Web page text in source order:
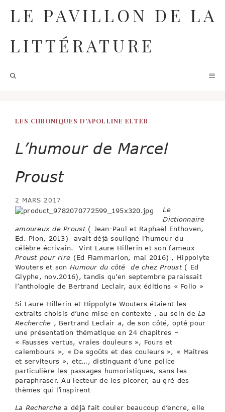
contenu
LE PAVILLON DE LA
LITTÉRATURE
LES CHRONIQUES D'APOLLINE ELTER
L’humour de Marcel
Proust
2 MARS 2017
Le
Dictionnaire
amoureux de Proust( Jean-Paul et Raphaël Enthoven,
Ed. Plon, 2013) avait déjà souligné l’humour du
célèbre écrivain. Vint Laure Hillerin et son fameux
Proust pour rire (Ed Flammarion, mai 2016) , Hippolyte
Wouters et son Humour du côté de chez Proust( Ed
Glyphe, nov.2016), tandis qu’en septembre paraissait
l’anthologie de Bertrand Leclair, aux éditions « Folio »
Si Laure Hillerin et Hippolyte Wouters étaient les
extraits choisis d’une mise en contexte , au sein deLa
Recherche , Bertrand Leclair a, de son côté, opté pour
une présentation thématique en 24 chapitres –
« Fausses vertus, vraies douleurs », Fours et
calembours », « De sgoûts et des couleurs », « Maîtres
et serviteurs », etc…, distinguant d’une police
particulière les passages humoristiques, sans les
paraphraser. Au lecteur de les picorer, au gré des
thèmes qui l’inspirent
La Recherche a déjà fait couler beaucoup d’encre, elle